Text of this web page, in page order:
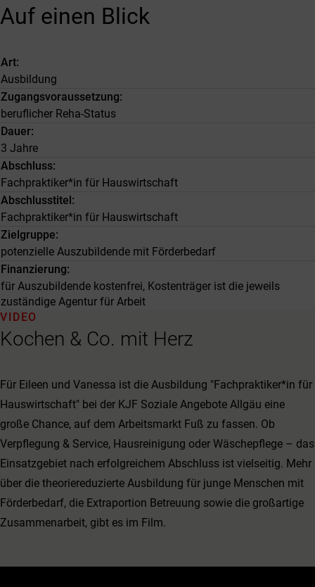
Auf einen Blick
Art
Ausbildung
Zugangsvoraussetzung
beruflicher Reha-Status
Dauer
3 Jahre
Abschluss
Fachpraktiker*in für Hauswirtschaft
Abschlusstitel
Fachpraktiker*in für Hauswirtschaft
Zielgruppe
potenzielle Auszubildende mit Förderbedarf
Finanzierung
für Auszubildende kostenfrei, Kostenträger ist die jeweils
zuständige Agentur für Arbeit
Kochen & Co. mit Herz
VIDEO
Für Eileen und Vanessa ist die Ausbildung "Fachpraktiker*in für
Hauswirtschaft" bei der KJF Soziale Angebote Allgäu eine
große Chance, auf dem Arbeitsmarkt Fuß zu fassen. Ob
Verpflegung & Service, Hausreinigung oder Wäschepflege – das
Einsatzgebiet nach erfolgreichem Abschluss ist vielseitig. Mehr
über die theoriereduzierte Ausbildung für junge Menschen mit
Förderbedarf, die Extraportion Betreuung sowie die großartige
Zusammenarbeit, gibt es im Film.